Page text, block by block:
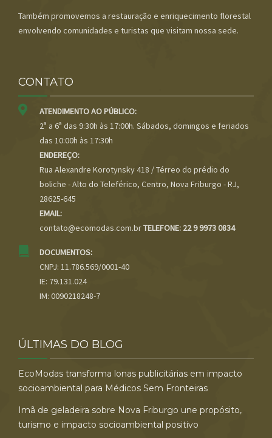
Também promovemos a restauração e enriquecimento florestal
envolvendo comunidades e turistas que visitam nossa sede.
CONTATO
ATENDIMENTO AO PÚBLICO:
2ª a 6ª das 9:30h às 17:00h. Sábados, domingos e feriados
das 10:00h às 17:30h
ENDEREÇO:
Rua Alexandre Korotynsky 418 / Térreo do prédio do
boliche - Alto do Teleférico, Centro, Nova Friburgo - RJ,
28625-645
EMAIL:
contato@ecomodas.com.brTELEFONE: 22 9 9973 0834
DOCUMENTOS:
CNPJ: 11.786.569/0001-40
IE: 79.131.024
IM: 0090218248-7
ÚLTIMAS DO BLOG
EcoModas transforma lonas publicitárias em impacto
socioambiental para Médicos Sem Fronteiras
Imã de geladeira sobre Nova Friburgo une propósito,
turismo e impacto socioambiental positivo